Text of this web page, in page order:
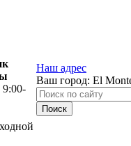
Наш адрес
Ваш город: El